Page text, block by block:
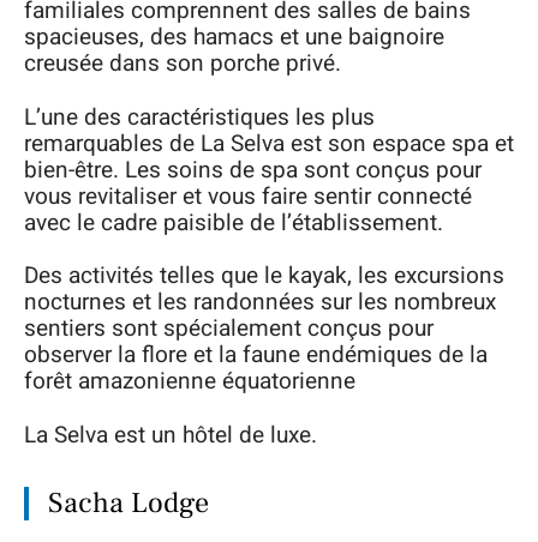
familiales comprennent des salles de bains
spacieuses, des hamacs et une baignoire
creusée dans son porche privé.
L’une des caractéristiques les plus
remarquables de La Selva est son espace spa et
bien-être. Les soins de spa sont conçus pour
vous revitaliser et vous faire sentir connecté
avec le cadre paisible de l’établissement.
Des activités telles que le kayak, les excursions
nocturnes et les randonnées sur les nombreux
sentiers sont spécialement conçus pour
observer la flore et la faune endémiques de la
forêt amazonienne équatorienne
La Selva est un hôtel de luxe.
Sacha Lodge